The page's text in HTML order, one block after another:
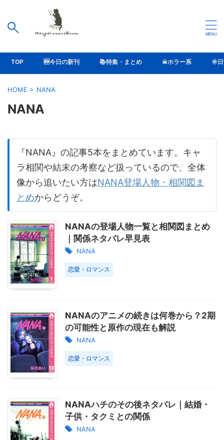
TOP 🆕今日の新刊 📚特集・まとめ ☠ホラー系 🌞
HOME > NANA
NANA
『NANA』の記事5本をまとめています。キャ
ラ相関や結末の考察など扱っているので、全体
像から追いたい方はNANA登場人物・相関図ま
とめからどうぞ。
NANAの登場人物一覧と相関図まとめ
｜関係ネタバレ早見表
NANA
恋愛・ロマンス
NANAのアニメの続きは何巻から？2期
の可能性と原作の現在も解説
NANA
恋愛・ロマンス
NANAハチのその後ネタバレ｜結婚・
子供・タクミとの関係
NANA